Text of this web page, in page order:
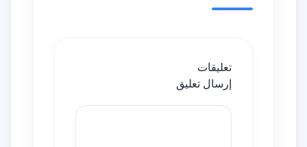
تعليقات
إرسال تعليق